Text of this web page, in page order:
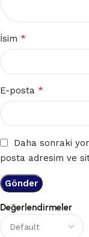
Değerlendirmeler
İsim *
E-posta *
Daha sonraki
posta adresim ve